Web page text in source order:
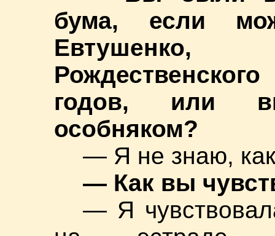
бума, если
Евтушенко,
годов, или
особняком?
— Я не знаю,
— Как вы
— Я